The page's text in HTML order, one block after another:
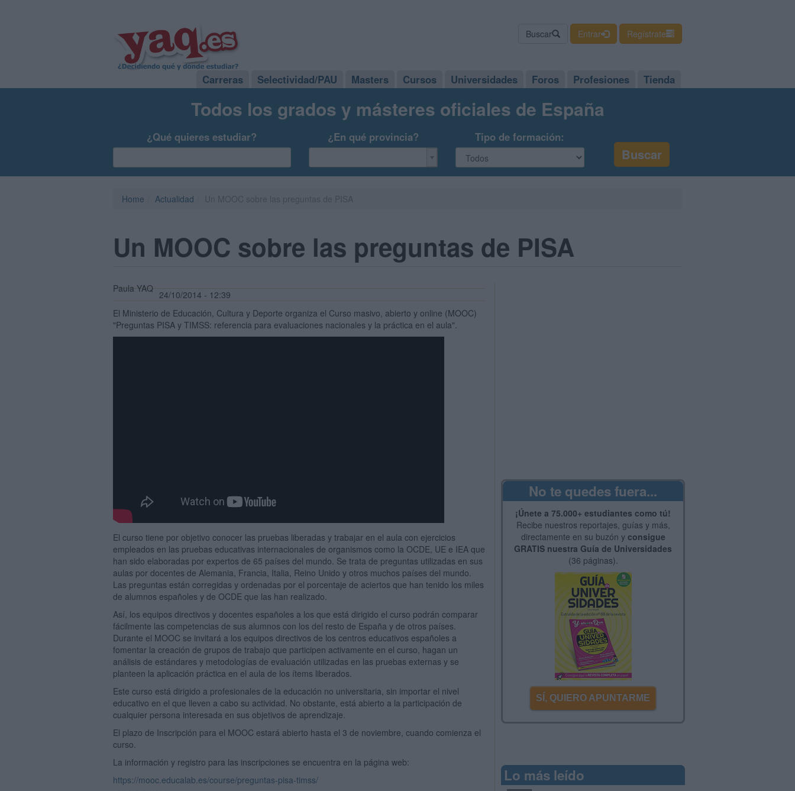
Buscar Entrar Regístrate
Carreras Selectividad/PAU Masters Cursos Universidades Foros Profesiones Tienda
Todos los grados y másteres oficiales de España
¿Qué quieres estudiar? ¿En qué provincia? Tipo de formación:
Home Actualidad
Un MOOC sobre las preguntas de PISA
Paula YAQ
24/10/2014 - 12:39
El Ministerio de Educación, Cultura y Deporte organiza el Curso masivo, abierto y online (MOOC)
"Preguntas PISA y TIMSS: referencia para evaluaciones nacionales y la práctica en el aula".
El curso tiene por objetivo conocer las pruebas liberadas y trabajar en el aula con ejercicios
empleados en las pruebas educativas internacionales de organismos como la OCDE, UE e IEA que
han sido elaboradas por expertos de 65 países del mundo. Se trata de preguntas utilizadas en sus
aulas por docentes de Alemania, Francia, Italia, Reino Unido y otros muchos países del mundo.
Las preguntas están corregidas y ordenadas por el porcentaje de aciertos que han tenido los miles
de alumnos españoles y de OCDE que las han realizado.
Así, los equipos directivos y docentes españoles a los que está dirigido el curso podrán comparar
fácilmente las competencias de sus alumnos con los del resto de España y de otros países.
Durante el MOOC se invitará a los equipos directivos de los centros educativos españoles a
fomentar la creación de grupos de trabajo que participen activamente en el curso, hagan un
análisis de estándares y metodologías de evaluación utilizadas en las pruebas externas y se
planteen la aplicación práctica en el aula de los ítems liberados.
Este curso está dirigido a profesionales de la educación no universitaria, sin importar el nivel
educativo en el que lleven a cabo su actividad. No obstante, está abierto a la participación de
cualquier persona interesada en sus objetivos de aprendizaje.
El plazo de Inscripción para el MOOC estará abierto hasta el 3 de noviembre, cuando comienza el
curso.
La información y registro para las inscripciones se encuentra en la página web:
https://mooc.educalab.es/course/preguntas-pisa-timss/
No te quedes fuera...
¡Únete a 75.000+ estudiantes como tú!
Recibe nuestros reportajes, guías y más,
directamente en su buzón y consigue
GRATIS nuestra Guía de Universidades
(36 páginas).
SÍ, QUIERO APUNTARME
Lo más leído